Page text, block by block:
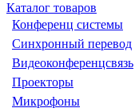
Каталог товаров
Конференц системы
Синхронный перевод
Видеоконференцсвязь
Проекторы
Микрофоны